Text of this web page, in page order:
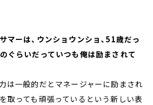
マーは、ウンショウンショ、51歳だっ
ぐらいだっていつも俺は励まされて
は一般的だとマネージャーに励まされ
取っても頑張っているという新しい表